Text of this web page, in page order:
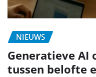
NIEUWS
Generatieve AI
tussen belofte